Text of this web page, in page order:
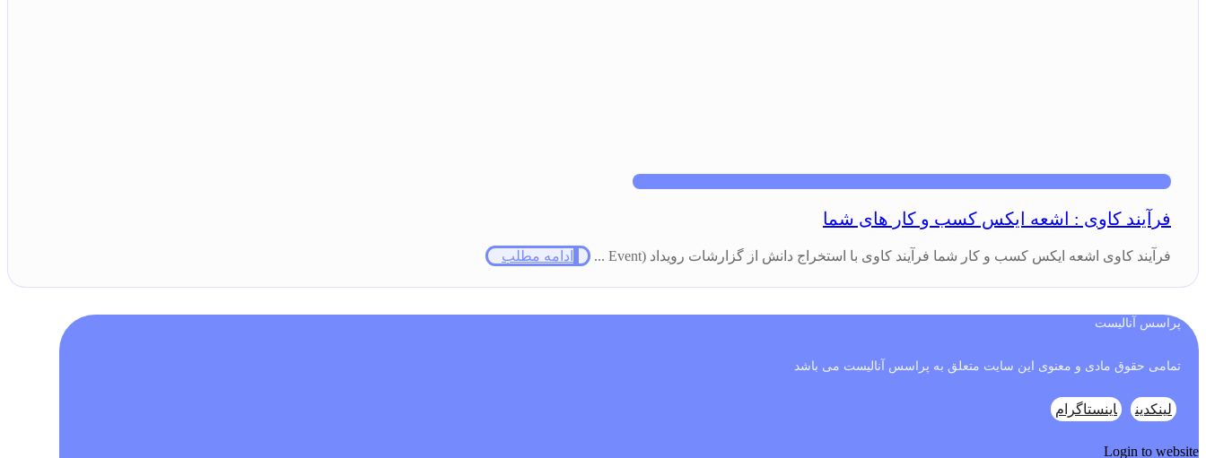
فرآیند‌ کاوی : اشعه ایکس کسب و کار های شما
فرآیند کاوی اشعه ایکس کسب و کار شما فرآیند کاوی با استخراج دانش از گزارشات رویداد (Event ... ادامه مطلب
پراسس آنالیست
تمامی حقوق مادی و معنوی این سایت متعلق به پراسس آنالیست می باشد
لینکدین اینستاگرام
Login to website